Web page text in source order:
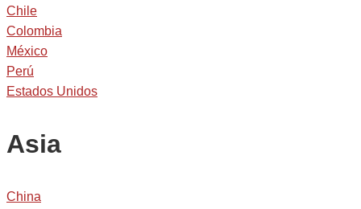
Chile
Colombia
México
Perú
Estados Unidos
Asia
China